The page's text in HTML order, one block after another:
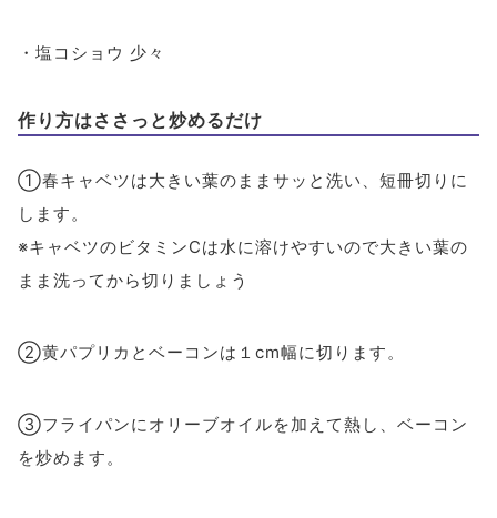
・塩コショウ 少々
作り方はささっと炒めるだけ
①春キャベツは大きい葉のままサッと洗い、短冊切りに
します。
※キャベツのビタミンCは水に溶けやすいので大きい葉の
まま洗ってから切りましょう
②黄パプリカとベーコンは１cm幅に切ります。
③フライパンにオリーブオイルを加えて熱し、ベーコン
を炒めます。